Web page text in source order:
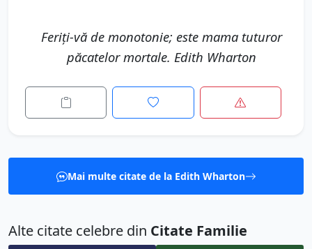
Feriți-vă de monotonie; este mama tuturor
păcatelor mortale. Edith Wharton
Mai multe citate de la Edith Wharton
Alte citate celebre din Citate Familie